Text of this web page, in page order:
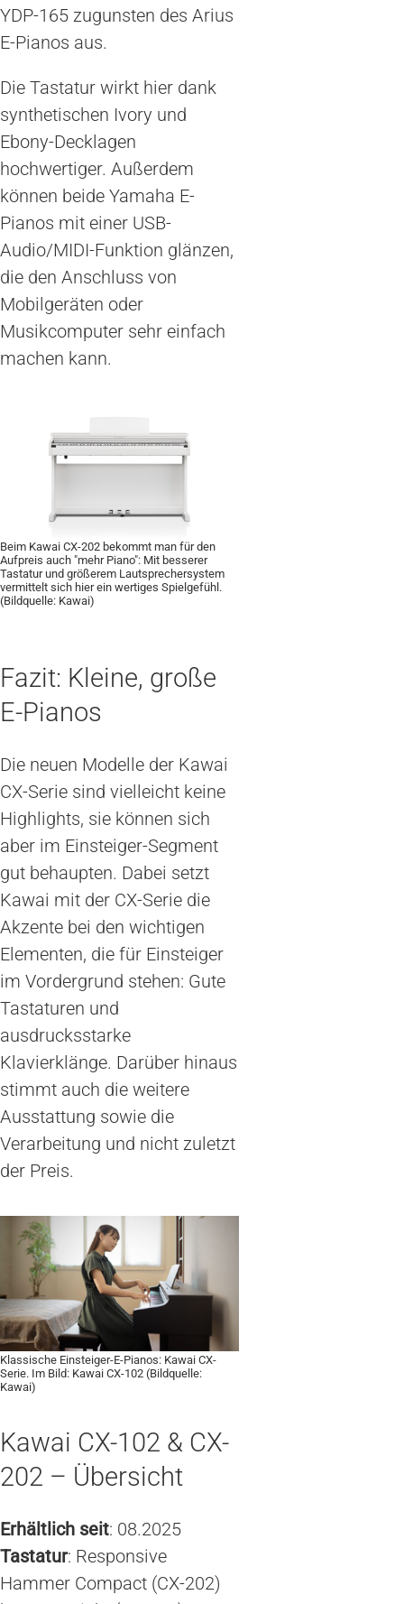
YDP-165 zugunsten des Arius
E-Pianos aus.
Die Tastatur wirkt hier dank
synthetischen Ivory und
Ebony-Decklagen
hochwertiger. Außerdem
können beide Yamaha E-
Pianos mit einer USB-
Audio/MIDI-Funktion glänzen,
die den Anschluss von
Mobilgeräten oder
Musikcomputer sehr einfach
machen kann.
Beim Kawai CX-202 bekommt man für den
Aufpreis auch "mehr Piano": Mit besserer
Tastatur und größerem Lautsprechersystem
vermittelt sich hier ein wertiges Spielgefühl.
(Bildquelle: Kawai)
Fazit: Kleine, große
E-Pianos
Die neuen Modelle der Kawai
CX-Serie sind vielleicht keine
Highlights, sie können sich
aber im Einsteiger-Segment
gut behaupten. Dabei setzt
Kawai mit der CX-Serie die
Akzente bei den wichtigen
Elementen, die für Einsteiger
im Vordergrund stehen: Gute
Tastaturen und
ausdrucksstarke
Klavierklänge. Darüber hinaus
stimmt auch die weitere
Ausstattung sowie die
Verarbeitung und nicht zuletzt
der Preis.
Klassische Einsteiger-E-Pianos: Kawai CX-
Serie. Im Bild: Kawai CX-102 (Bildquelle:
Kawai)
Kawai CX-102 & CX-
202 – Übersicht
Erhältlich seit: 08.2025
Tastatur: Responsive
Hammer Compact (CX-202)